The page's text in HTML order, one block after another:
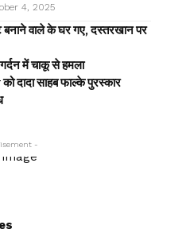
4, 2025
वाले के घर गए, दस्तरखान पर
गर्दन में चाकू से हमला
साहब फाल्के पुरस्कार
-